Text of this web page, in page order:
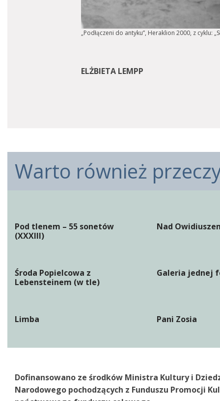
„Podłączeni do antyku”, Heraklion 2000, z cyklu:
ELŻBIETA LEMPP
Warto również
Pod tlenem – 55 sonetów
(XXXIII)
Nad
Środa Popielcowa z
Lebensteinem (w tle)
Galeria jednej
Limba Pani Zosia
Dofinansowano ze środków Ministra Kultury i
Narodowego pochodzących z Funduszu Promocji